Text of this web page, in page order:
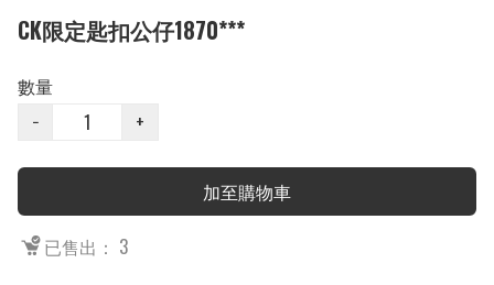
CK限定匙扣公仔1870***
數量
−
+
加至購物車
已售出： 3